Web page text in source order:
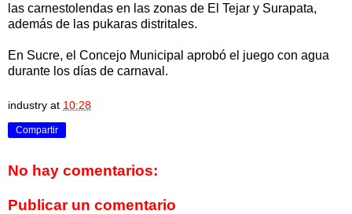
las carnestolendas en las zonas de El Tejar y Surapata,
además de las pukaras distritales.
En Sucre, el Concejo Municipal aprobó el juego con agua
durante los días de carnaval.
industry at 10:28
Compartir
No hay comentarios:
Publicar un comentario